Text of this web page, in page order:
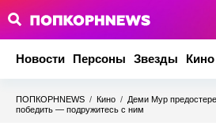
Новости Персоны Звезды Кино
ПОПКОРНNEWS / Кино / Деми Мур
победить — подружитесь с ним